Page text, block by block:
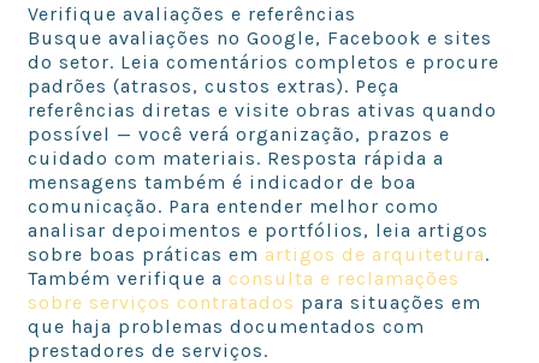
Verifique avaliações e referências
Busque avaliações no Google, Facebook e sites
do setor. Leia comentários completos e procure
padrões (atrasos, custos extras). Peça
referências diretas e visite obras ativas quando
possível — você verá organização, prazos e
cuidado com materiais. Resposta rápida a
mensagens também é indicador de boa
comunicação. Para entender melhor como
analisar depoimentos e portfólios, leia artigos
sobre boas práticas em artigos de arquitetura.
Também verifique a consulta e reclamações
sobre serviços contratados para situações em
que haja problemas documentados com
prestadores de serviços.